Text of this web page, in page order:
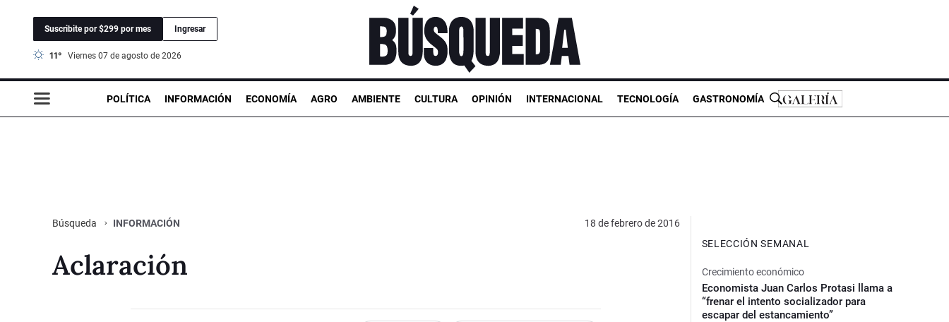
Suscribite por $299 por mes Ingresar
11° viernes 07 de agosto de 2026
POLÍTICA INFORMACIÓN ECONOMÍA AGRO AMBIENTE CULTURA OPINIÓN INTERNACIONAL TECNOLOGÍA GASTRONOMÍA
Búsqueda INFORMACIÓN 18 de febrero de 2016
Aclaración
SELECCIÓN SEMANAL
Crecimiento económico
Economista Juan Carlos Protasi llama a
“frenar el intento socializador para
escapar del estancamiento”